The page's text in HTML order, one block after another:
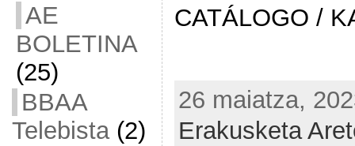
AE
BOLETINA
(25)
BBAA
Telebista(2)
CATÁLOGO /
26 maiatza,
Erakusketa